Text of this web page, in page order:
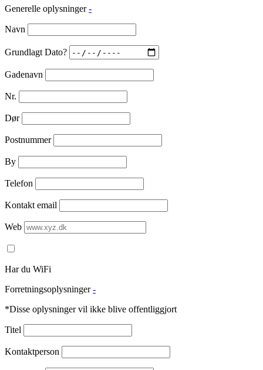
Generelle oplysninger -
Navn
Grundlagt Dato?
Gadenavn
Nr.
Dør
Postnummer
By
Telefon
Kontakt email
Web
Har du WiFi
Forretningsoplysninger -
*Disse oplysninger vil ikke blive offentliggjort
Titel
Kontaktperson